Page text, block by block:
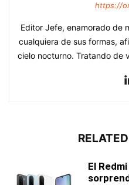
https://
Editor Jefe, enamorado de
cualquiera de sus formas,
cielo nocturno. Tratando de
El